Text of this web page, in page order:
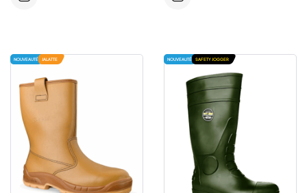
NOUVEAUTÉ JALATTE NOUVEAUTÉ SAFETY JOGGER